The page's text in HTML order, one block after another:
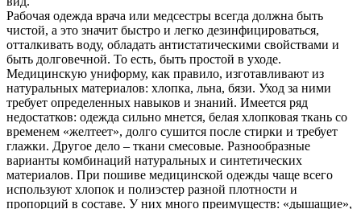
Рабочая одежда врача или медсестры всегда должна быть
чистой, а это значит быстро и легко дезинфицироваться,
отталкивать воду, обладать антистатическими свойствами и
быть долговечной. То есть, быть простой в уходе.
Медицинскую униформу, как правило, изготавливают из
натуральных материалов: хлопка, льна, бязи. Уход за ними
требует определенных навыков и знаний. Имеется ряд
недостатков: одежда сильно мнется, белая хлопковая ткань со
временем «желтеет», долго сушится после стирки и требует
глажки. Другое дело – ткани смесовые. Разнообразные
варианты комбинаций натуральных и синтетических
материалов. При пошиве медицинской одежды чаще всего
используют хлопок и полиэстер разной плотности и
пропорций в составе. У них много преимуществ: «дышащие»,